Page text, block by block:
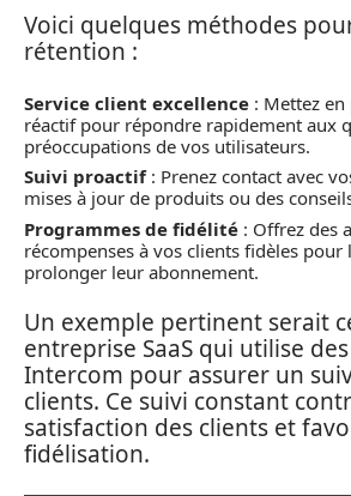
Voici quelques méthodes
rétention :
Service client excellence : Mettez
réactif pour répondre rapidement aux
préoccupations de vos utilisateurs.
Suivi proactif: Prenez contact avec
mises à jour de produits ou des
Programmes de fidélité : Offrez des
récompenses à vos clients fidèles pour
prolonger leur abonnement.
Un exemple pertinent serait
entreprise SaaS qui utilise
Intercom pour assurer un
clients. Ce suivi constant
satisfaction des clients et
fidélisation.